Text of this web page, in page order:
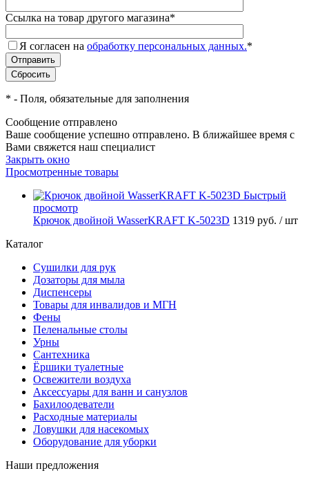
Ссылка на товар другого магазина*
Я согласен на обработку персональных данных.*
* - Поля, обязательные для заполнения
Сообщение отправлено
Ваше сообщение успешно отправлено. В ближайшее время с
Вами свяжется наш специалист
Закрыть окно
Просмотренные товары
Быстрый
просмотр
Крючок двойной WasserKRAFT K-5023D 1319 руб. / шт
Каталог
Сушилки для рук
Дозаторы для мыла
Диспенсеры
Товары для инвалидов и МГН
Фены
Пеленальные столы
Урны
Сантехника
Ёршики туалетные
Освежители воздуха
Аксессуары для ванн и санузлов
Бахилоодеватели
Расходные материалы
Ловушки для насекомых
Оборудование для уборки
Наши предложения